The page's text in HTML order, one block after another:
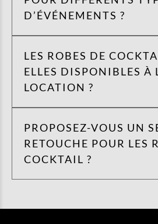
D’ÉVÉNEMENTS ?
LES ROBES DE
ELLES DISPONIBLES À
LOCATION ?
PROPOSEZ-VOUS UN
RETOUCHE POUR LES
COCKTAIL ?